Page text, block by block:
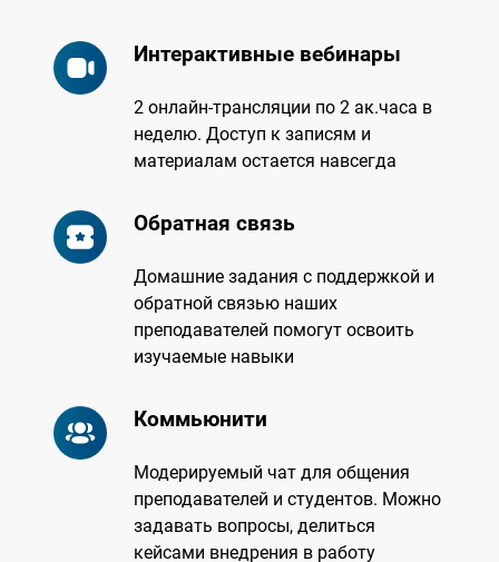
Интерактивные вебинары
2 онлайн-трансляции по 2 ак.часа в
неделю. Доступ к записям и
материалам остается навсегда
Обратная связь
Домашние задания с поддержкой и
обратной связью наших
преподавателей помогут освоить
изучаемые навыки
Коммьюнити
Модерируемый чат для общения
преподавателей и студентов. Можно
задавать вопросы, делиться
кейсами внедрения в работу